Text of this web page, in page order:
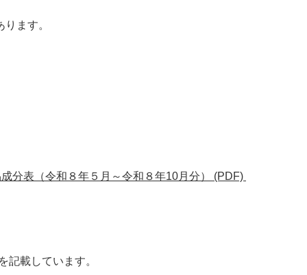
ます。
分表（令和８年５月～令和８年10月分） (PDF)
載しています。